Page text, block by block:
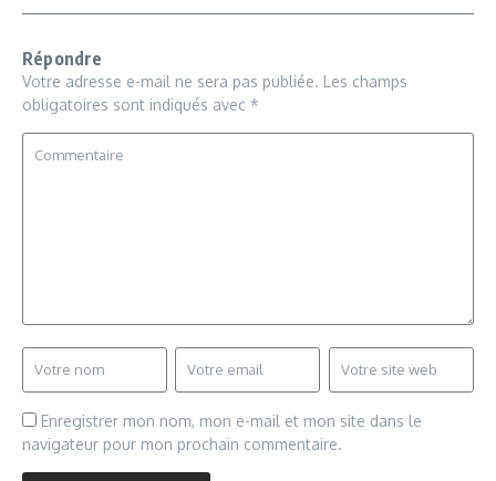
Répondre
Votre adresse e-mail ne sera pas publiée. Les champs
obligatoires sont indiqués avec *
Enregistrer mon nom, mon e-mail et mon site dans le
navigateur pour mon prochain commentaire.